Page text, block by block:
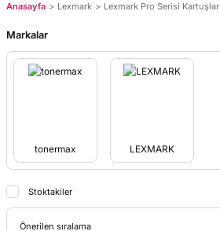
Anasayfa Lexmark Lexmark Pro Serisi Kartuşlar
Markalar
tonermax LEXMARK
Stoktakiler